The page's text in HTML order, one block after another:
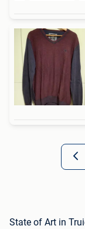
State of Art in